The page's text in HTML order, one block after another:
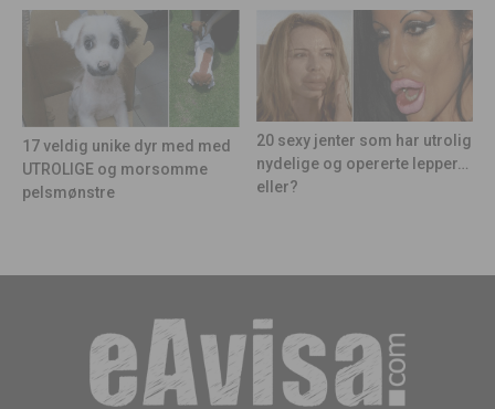
17 veldig unike dyr med med
UTROLIGE og morsomme
pelsmønstre
20 sexy jenter som har utrolig
nydelige og opererte lepper…
eller?